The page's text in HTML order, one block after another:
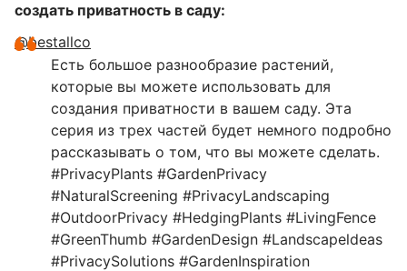
создать приватность в саду:
@bestallco
Есть большое разнообразие растений,
которые вы можете использовать для
создания приватности в вашем саду. Эта
серия из трех частей будет немного подробно
рассказывать о том, что вы можете сделать.
#PrivacyPlants #GardenPrivacy
#NaturalScreening #PrivacyLandscaping
#OutdoorPrivacy #HedgingPlants #LivingFence
#GreenThumb #GardenDesign #Landscapeldeas
#PrivacySolutions #GardenInspiration